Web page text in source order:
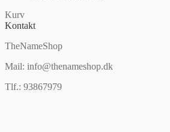
Kurv
Kontakt
TheNameShop
Mail: info@thenameshop.dk
Tlf.: 93867979